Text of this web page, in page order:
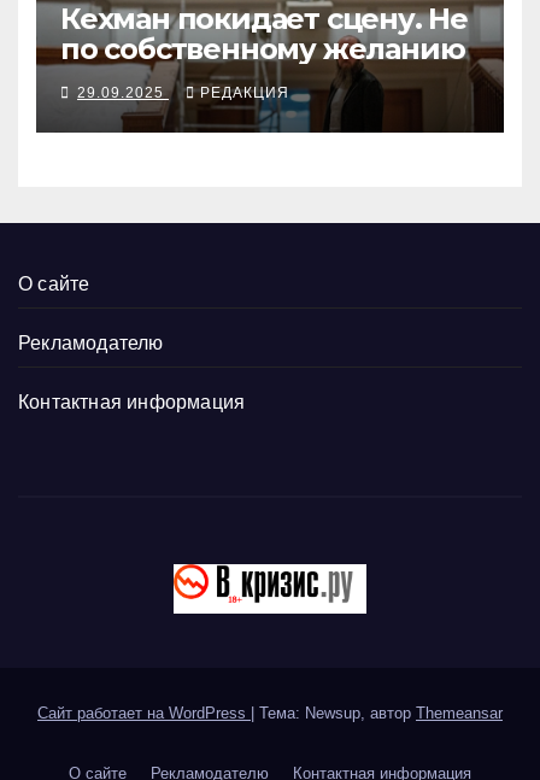
Кехман покидает сцену. Не
по собственному желанию
29.09.2025 РЕДАКЦИЯ
О сайте
Рекламодателю
Контактная информация
Сайт работает на WordPress Тема: Newsup, автор Themeansar
О сайте Рекламодателю Контактная информация